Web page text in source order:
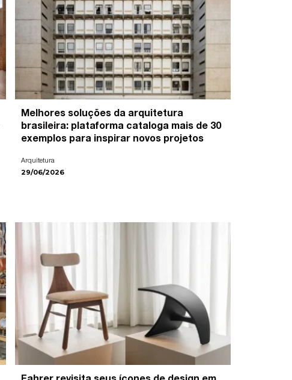
Melhores soluções da arquitetura
brasileira: plataforma cataloga mais de 30
exemplos para inspirar novos projetos
Arquitetura
29/06/2026